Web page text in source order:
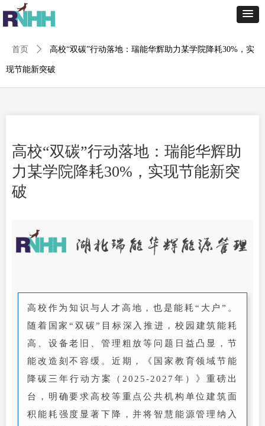
高校作为知识与人才高地，也是能耗“大户”。
随着国家“双碳”目标深入推进，校园建筑能耗
高、设备老旧、管理粗放等问题日益凸显，节
能改造刻不容缓。近期，《国家教育领域节能
降碳三年行动方案（2025-2027年）》重磅出
台，明确要求高校等重点公共机构单位建筑面
积能耗强度显著下降，并将智慧能源管理纳入
高校“双碳”行动落地：瑞能华辉助
力某学院降耗30%，实现节能新突
破
首页 ꄲ 高校“双碳”行动落地：瑞能华辉助力某学院降耗30%，实
现节能新突破